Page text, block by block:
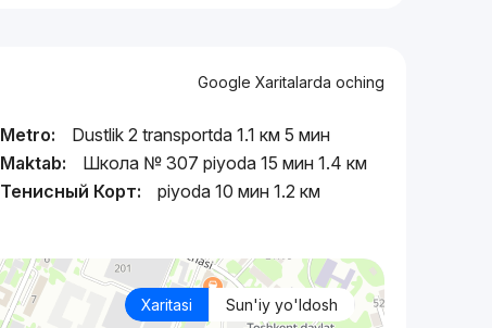
Google Xaritalarda oching
Metro:
Dustlik 2 transportda 1.1 км 5 мин
Maktab:
Школа № 307 piyoda 15 мин 1.4 км
Тенисный Корт:
piyoda 10 мин 1.2 км
Xaritasi Sun'iy yo'ldosh